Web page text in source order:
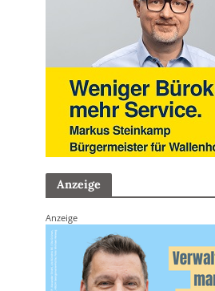
Anzeige
Anzeige